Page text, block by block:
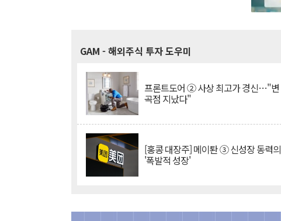
GAM - 해외주식 투자 도우미
프론트도어 ② 사상 최고가 경신…"변
곡점 지났다"
[홍콩 대장주] 메이퇀 ③ 신성장 동력의
'폭발적 성장'